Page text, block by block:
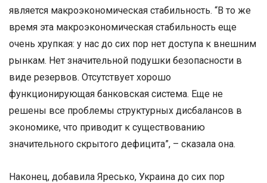
является макроэкономическая стабильность. “В то же
время эта макроэкономическая стабильность еще
очень хрупкая: у нас до сих пор нет доступа к внешним
рынкам. Нет значительной подушки безопасности в
виде резервов. Отсутствует хорошо
функционирующая банковская система. Еще не
решены все проблемы структурных дисбалансов в
экономике, что приводит к существованию
значительного скрытого дефицита”, – сказала она.
Наконец, добавила Яресько, Украина до сих пор